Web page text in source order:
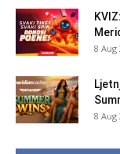
8 Aug
8 Aug